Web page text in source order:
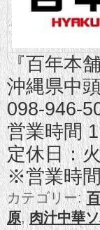
『百年本
沖縄県中
098-946-
営業時間
定休日：
※営業時
カテゴリー:
原,肉汁中華